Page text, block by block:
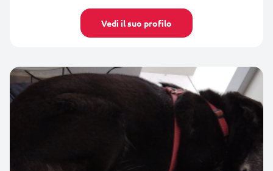
Vedi il suo profilo